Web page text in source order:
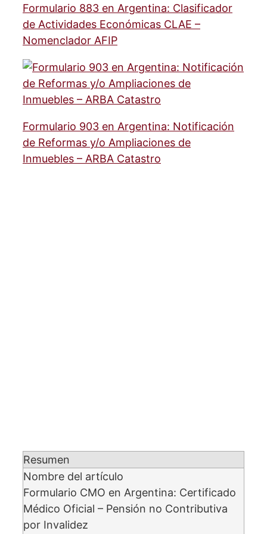
Formulario 883 en Argentina: Clasificador
de Actividades Económicas CLAE –
Nomenclador AFIP
Formulario 903 en Argentina: Notificación
de Reformas y/o Ampliaciones de
Inmuebles – ARBA Catastro
Resumen
Nombre del artículo
Formulario CMO en Argentina: Certificado
Médico Oficial – Pensión no Contributiva
por Invalidez